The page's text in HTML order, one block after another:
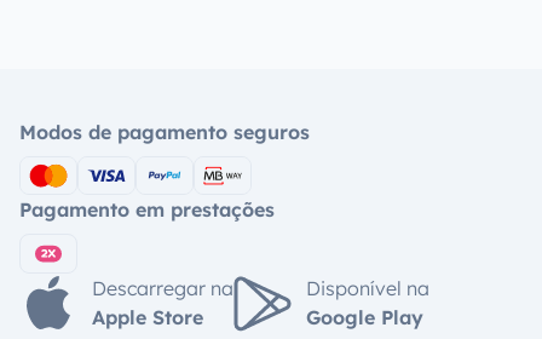
Modos de pagamento seguros
Pagamento em prestações
Descarregar na
Apple Store
Disponível na
Google Play